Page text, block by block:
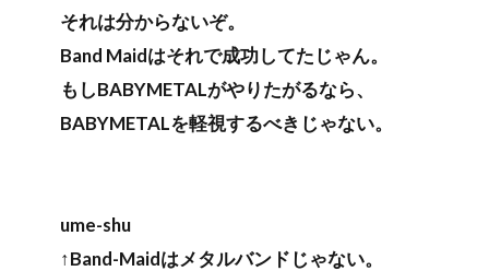
それは分からないぞ。
Band Maidはそれで成功してたじゃん。
もしBABYMETALがやりたがるなら、
BABYMETALを軽視するべきじゃない。
ume-shu
↑Band-Maidはメタルバンドじゃない。